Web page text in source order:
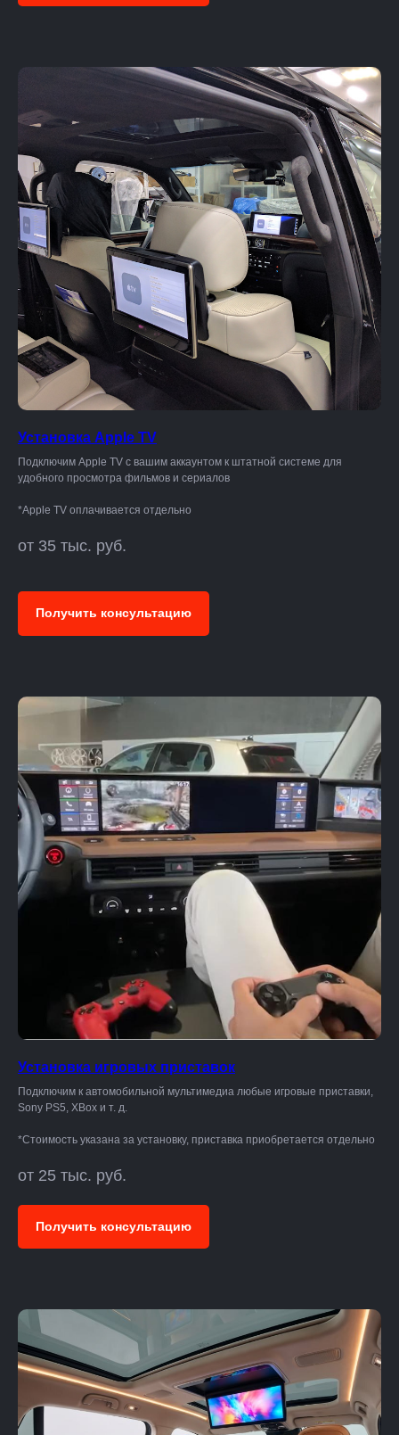
Установка Apple TV
Подключим Apple TV с вашим аккаунтом к штатной системе для
удобного просмотра фильмов и сериалов
*Apple TV оплачивается отдельно
от 35 тыс. руб.
Получить консультацию
Установка игровых приставок
Подключим к автомобильной мультимедиа любые игровые приставки,
Sony PS5, XBox и т. д.
*Стоимость указана за установку, приставка приобретается отдельно
от 25 тыс. руб.
Получить консультацию